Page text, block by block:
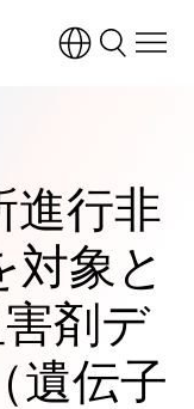
進行非
対象と
剤デ
遺伝子